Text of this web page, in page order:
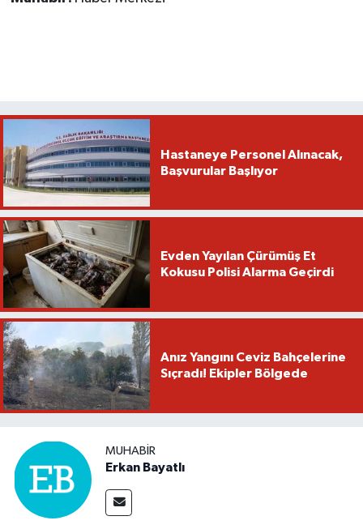
Hastaneye Personel Alınacak,
Başvurular Başlıyor
Evden Yayılan Çürümüş Et
Kokusu Polisi Alarma Geçirdi
Anız Yangını Ceviz Bahçelerine
Sıçradı! Ekipler Bölgede
MUHABIR
Erkan Bayatlı